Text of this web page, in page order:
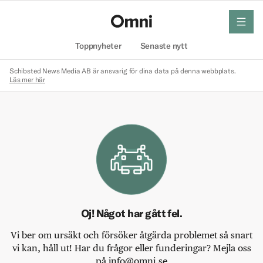
Toppnyheter Senaste nytt
meny
Schibsted News Media AB är ansvarig för dina data på denna webbplats.
Läs mer här
Oj! Något har gått fel.
Vi ber om ursäkt och försöker åtgärda problemet så snart
vi kan, håll ut! Har du frågor eller funderingar? Mejla oss